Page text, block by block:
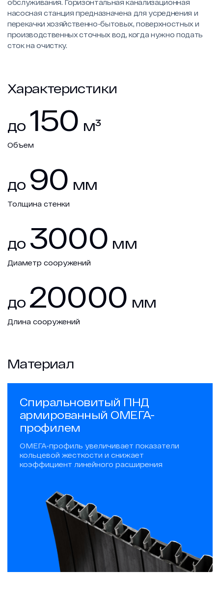
обслуживания. Горизонтальная канализационная
насосная станция предназначена для усреднения и
перекачки хозяйственно-бытовых, поверхностных и
производственных сточных вод, когда нужно подать
сток на очистку.
Характеристики
до 150 м³
Объем
до 90 мм
Толщина стенки
до 3000 мм
Диаметр сооружений
до 20000 мм
Длина сооружений
Материал
Спиральновитый ПНД
армированный ОМЕГА-
профилем
ОМЕГА-профиль увеличивает показатели
кольцевой жесткости и снижает
коэффициент линейного расширения